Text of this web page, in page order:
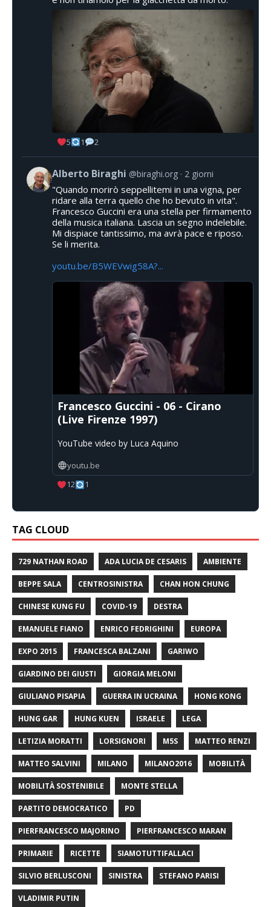
5 1 2
Alberto Biraghi @biraghi.org 2 giorni
"Quando morirò seppellitemi in una vigna, per
ridare alla terra quello che ho bevuto in vita".
Francesco Guccini era una stella per firmamento
della musica italiana. Lascia un segno indelebile.
Mi dispiace tantissimo, ma avrà pace e riposo.
Se li merita.
youtu.be/B5WEVwig58A?...
Francesco Guccini - 06 - Cirano
(Live Firenze 1997)
YouTube video by Luca Aquino
youtu.be
12
1
TAG CLOUD
729 NATHAN ROAD ADA LUCIA DE CESARIS AMBIENTE
BEPPE SALA CENTROSINISTRA CHAN HON CHUNG
CHINESE KUNG FU COVID-19 DESTRA
EMANUELE FIANO ENRICO FEDRIGHINI EUROPA
EXPO 2015 FRANCESCA BALZANI GARIWO
GIARDINO DEI GIUSTI GIORGIA MELONI
GIULIANO PISAPIA GUERRA IN UCRAINA HONG KONG
HUNG GAR HUNG KUEN ISRAELE LEGA
LETIZIA MORATTI LORSIGNORI M5S MATTEO RENZI
MATTEO SALVINI MILANO MILANO2016 MOBILITÀ
MOBILITÀ SOSTENIBILE MONTE STELLA
PARTITO DEMOCRATICO PD
PIERFRANCESCO MAJORINO PIERFRANCESCO MARAN
PRIMARIE RICETTE SIAMOTUTTIFALLACI
SILVIO BERLUSCONI SINISTRA STEFANO PARISI
VLADIMIR PUTIN